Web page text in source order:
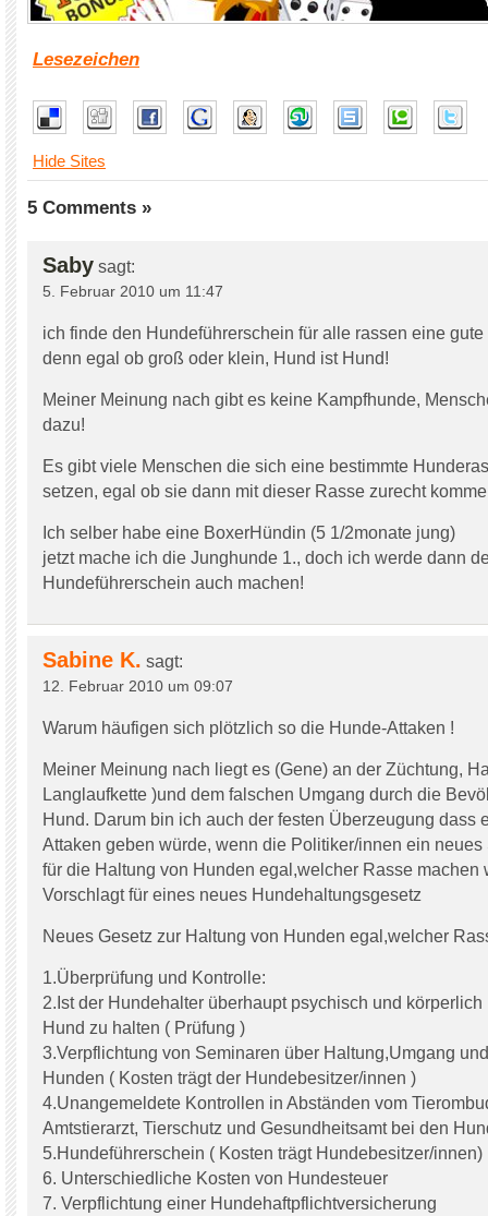
Lesezeichen
Hide Sites
5 Comments »
Saby sagt:
5. Februar 2010 um 11:47
ich finde den Hundeführerschein für alle rassen eine gute
denn egal ob groß oder klein, Hund ist Hund!
Meiner Meinung nach gibt es keine Kampfhunde,
dazu!
Es gibt viele Menschen die sich eine bestimmte
setzen, egal ob sie dann mit dieser Rasse zurecht
Ich selber habe eine BoxerHündin (5 1/2monate jung)
jetzt mache ich die Junghunde 1., doch ich werde dann
Hundeführerschein auch machen!
Sabine K. sagt:
12. Februar 2010 um 09:07
Warum häufigen sich plötzlich so die Hunde-Attaken !
Meiner Meinung nach liegt es (Gene) an der Züchtung,
Langlaufkette )und dem falschen Umgang durch die
Hund. Darum bin ich auch der festen Überzeugung dass
Attaken geben würde, wenn die Politiker/innen ein neues
für die Haltung von Hunden egal,welcher Rasse machen
Vorschlagt für eines neues Hundehaltungsgesetz
Neues Gesetz zur Haltung von Hunden egal,welcher
1.Überprüfung und Kontrolle:
2.Ist der Hundehalter überhaupt psychisch und
Hund zu halten ( Prüfung )
3.Verpflichtung von Seminaren über Haltung,Umgang
Hunden ( Kosten trägt der Hundebesitzer/innen )
4.Unangemeldete Kontrollen in Abständen vom
Amtstierarzt, Tierschutz und Gesundheitsamt bei den
5.Hundeführerschein ( Kosten trägt Hundebesitzer/innen)
6. Unterschiedliche Kosten von Hundesteuer
7. Verpflichtung einer Hundehaftpflichtversicherung